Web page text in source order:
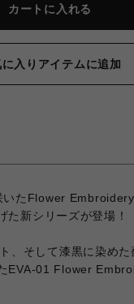
カートに入れる
に入りアイテムに追加
たFlower
た新シリーズが登場！
、そして漆黒に染め
EVA-01 Flower